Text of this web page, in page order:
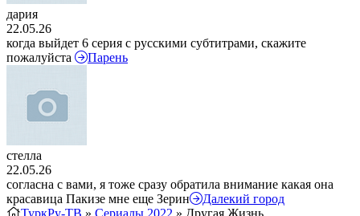
дария
22.05.26
когда выйдет 6 серия с русскими субтитрами, скажите
пожалуйста
Парень
стелла
22.05.26
согласна с вами, я тоже сразу обратила внимание какая она
красавица Пакизе мне еще Зерин
Далекий город
ТуркРу-ТВ » Сериалы 2022 » Другая Жизнь